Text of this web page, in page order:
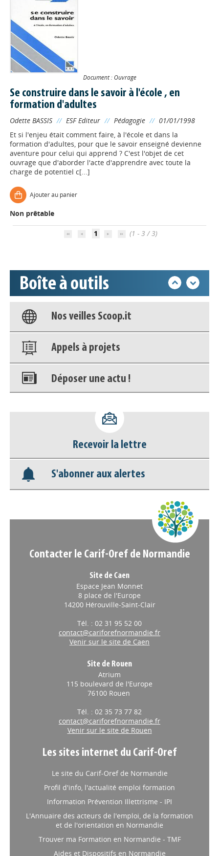
Document : Ouvrage
Se construire dans le savoir à l'école , en
formation d'adultes
Odette BASSIS // ESF Editeur // Pédagogie // 01/01/1998
Et si l'enjeu était comment faire, à l'école et dans la
formation d'adultes, pour que le savoir enseigné devienne
aventure pour celui qui apprend ? C'est l'objet de cet
ouvrage que d'aborder l'acte d'apprendre avec toute la
charge de potentiel c[...]
Ajouter au panier
Non prêtable
1 (1 - 3 / 3)
Boîte à outils
Déposer une actu !
Base documentaire
Nos veilles Scoop.it
Appels à projets
Déposer une actu !
déconnecter)
Base documentaire
Nos veilles Scoop.it
Recevoir la lettre
S'abonner aux alertes
Contacter le Carif-Oref de Normandie
Site de Caen
Espace Jean Monnet
8 place de l'Europe
14200 Hérouville-Saint-Clair
Tél. : 02 31 95 52 00
contact@cariforefnormandie.fr
Venir sur le site de Caen
Site de Rouen
Atrium
115 boulevard de l'Europe
76100 Rouen
Tél. : 02 35 73 77 82
contact@cariforefnormandie.fr
Venir sur le site de Rouen
Les sites internet du Carif-Oref
Le site du Carif-Oref de Normandie
Profil d'info, l'actualité emploi formation
Information Prévention Illettrisme - IPI
L'Annuaire des acteurs de l'emploi, de la formation
et de l'orientation en Normandie
Trouver ma Formation en Normandie - TMF
Aides et Dispositifs en Normandie